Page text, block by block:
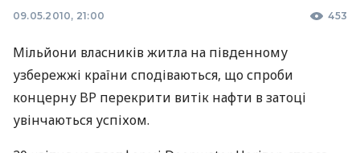
09.05.2010, 21:00 453
Мільйони власників житла на південному
узбережжі країни сподіваються, що спроби
концерну BP перекрити витік нафти в затоці
увінчаються успіхом.